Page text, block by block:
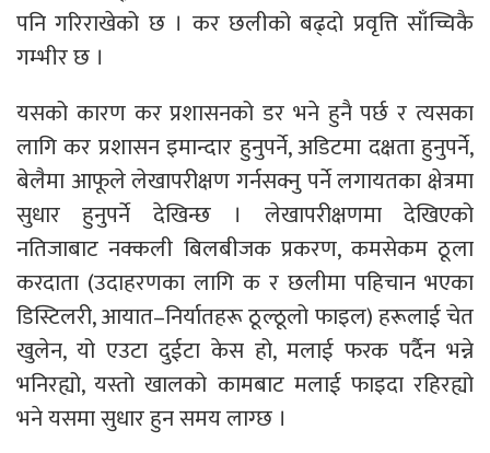
पनि गरिराखेको छ । कर छलीको बढ्दो प्रवृत्ति साँच्चिकै
गम्भीर छ ।
यसको कारण कर प्रशासनको डर भने हुनै पर्छ र त्यसका
लागि कर प्रशासन इमान्दार हुनुपर्ने, अडिटमा दक्षता हुनुपर्ने,
बेलैमा आफूले लेखापरीक्षण गर्नसक्नु पर्ने लगायतका क्षेत्रमा
सुधार हुनुपर्ने देखिन्छ । लेखापरीक्षणमा देखिएको
नतिजाबाट नक्कली बिलबीजक प्रकरण, कमसेकम ठूला
करदाता (उदाहरणका लागि क र छलीमा पहिचान भएका
डिस्टिलरी, आयात–निर्यातहरू ठूल्ठूलो फाइल) हरूलाई चेत
खुलेन, यो एउटा दुईटा केस हो, मलाई फरक पर्दैन भन्ने
भनिरह्यो, यस्तो खालको कामबाट मलाई फाइदा रहिरह्यो
भने यसमा सुधार हुन समय लाग्छ ।